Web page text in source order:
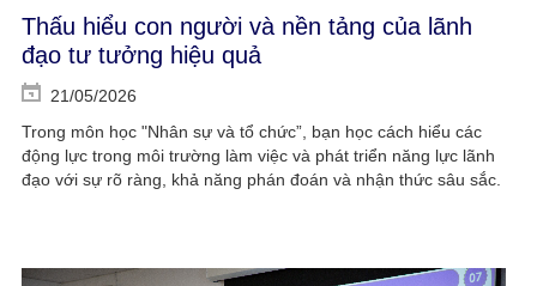
Thấu hiểu con người và nền tảng của lãnh
đạo tư tưởng hiệu quả
21/05/2026
Trong môn học "Nhân sự và tổ chức”, bạn học cách hiểu các
động lực trong môi trường làm việc và phát triển năng lực lãnh
đạo với sự rõ ràng, khả năng phán đoán và nhận thức sâu sắc.